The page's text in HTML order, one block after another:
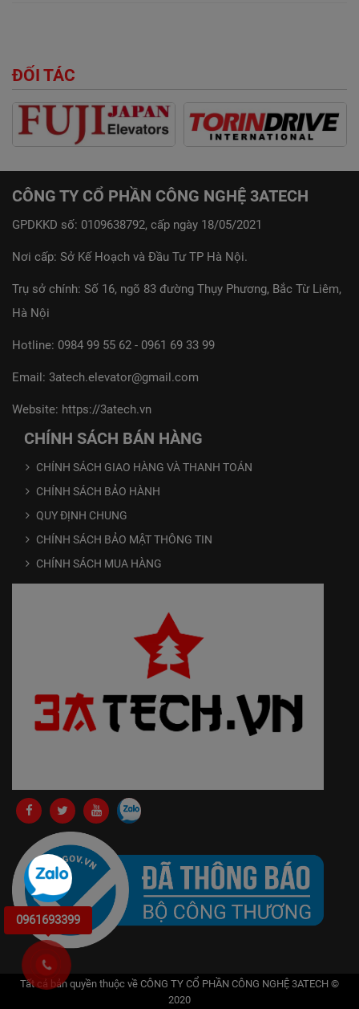
0961693399
ĐỐI TÁC
CÔNG TY CỔ PHẦN CÔNG NGHỆ 3ATECH
GPDKKD số: 0109638792, cấp ngày 18/05/2021
Nơi cấp: Sở Kế Hoạch và Đầu Tư TP Hà Nội.
Trụ sở chính: Số 16, ngõ 83 đường Thụy Phương, Bắc Từ Liêm,
Hà Nội
Hotline: 0984 99 55 62 - 0961 69 33 99
Email: 3atech.elevator@gmail.com
Website: https://3atech.vn
CHÍNH SÁCH BÁN HÀNG
CHÍNH SÁCH GIAO HÀNG VÀ THANH TOÁN
CHÍNH SÁCH BẢO HÀNH
QUY ĐỊNH CHUNG
CHÍNH SÁCH BẢO MẬT THÔNG TIN
CHÍNH SÁCH MUA HÀNG
Tất cả bản quyền thuộc về CÔNG TY CỔ PHẦN CÔNG NGHỆ 3ATECH ©
2020